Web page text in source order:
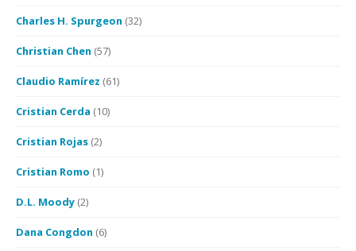
Charles H. Spurgeon (32)
Christian Chen (57)
Claudio Ramírez (61)
Cristian Cerda (10)
Cristian Rojas (2)
Cristian Romo (1)
D.L. Moody (2)
Dana Congdon (6)